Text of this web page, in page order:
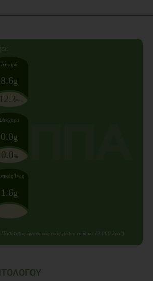
Λιπαρά
8.6g
12.3 %
Σάκχαρα
0.0g
0.0 %
Ίνες
1.6g
Αναφοράς ενός μέσου ενήλικα (2.000 kcal)